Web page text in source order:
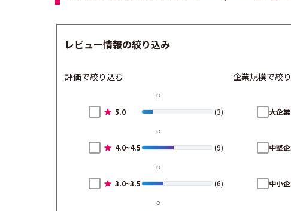
レビュー情報の絞り込み
評価で絞り込む
5.0 (3)
4.0~4.5 (9)
3.0~3.5 (6)
企業規模で絞
大企業
中堅
中小